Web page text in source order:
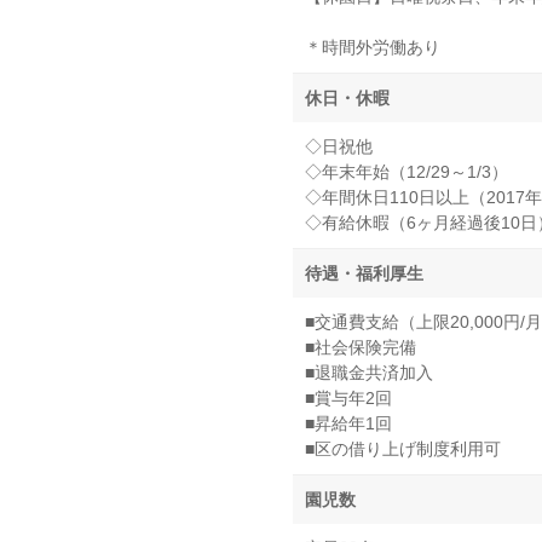
＊時間外労働あり
休日・休暇
◇日祝他
◇年末年始（12/29～1/3）
◇年間休日110日以上（2017年
◇有給休暇（6ヶ月経過後10日
待遇・福利厚生
■交通費支給（上限20,000円/月
■社会保険完備
■退職金共済加入
■賞与年2回
■昇給年1回
■区の借り上げ制度利用可
園児数